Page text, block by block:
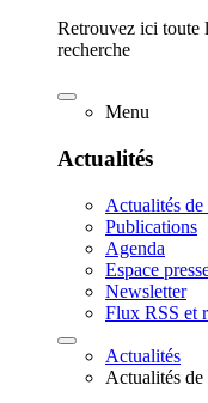
Retrouvez ici toute
recherche
Menu
Actualités
Actualités
Publications
Agenda
Espace
Newsletter
Flux RSS et
Actualités
Actualités